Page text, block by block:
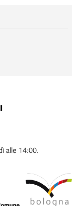
alle 14:00.